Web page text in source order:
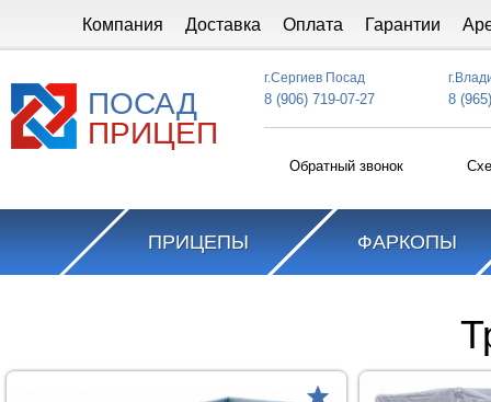
Компания Доставка Оплата Гарантии
ПОСАД
ПРИЦЕП
г.Сергиев Посад
8 (906) 719-07-27 8
Обратный звонок
ПРИЦЕПЫ ФАРКОПЫ